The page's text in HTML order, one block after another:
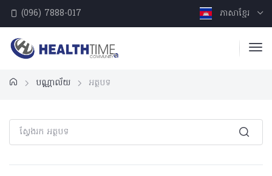
(096) 7888-017 ភាសាខ្មែរ
បណ្ណាល័យ អត្ថបទ